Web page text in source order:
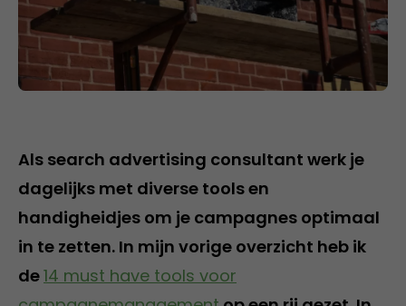
Als search advertising consultant werk je
dagelijks met diverse tools en
handigheidjes om je campagnes optimaal
in te zetten. In mijn vorige overzicht heb ik
de14 must have tools voor